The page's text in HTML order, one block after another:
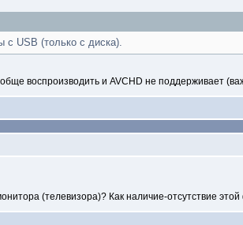
с USB (только с диска).
воспроизводить и AVCHD не поддерживает
(телевизора)? Как наличие-отсутствие